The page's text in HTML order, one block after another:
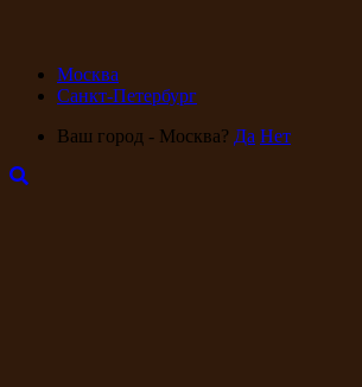
Москва
Санкт-Петербург
Ваш город - Москва? Да Нет